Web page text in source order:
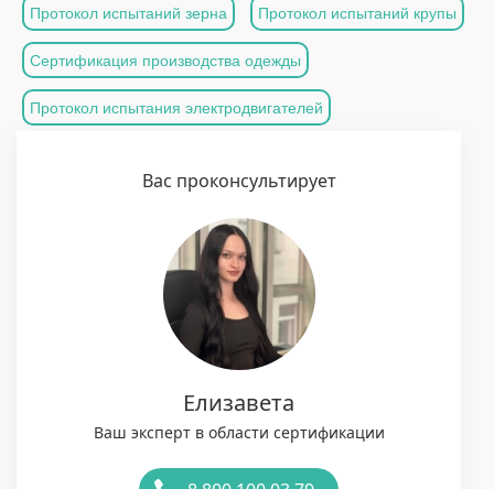
Протокол испытаний зерна Протокол испытаний крупы
Сертификация производства одежды
Протокол испытания электродвигателей
Вас проконсультирует
Елизавета
Ваш эксперт в области сертификации